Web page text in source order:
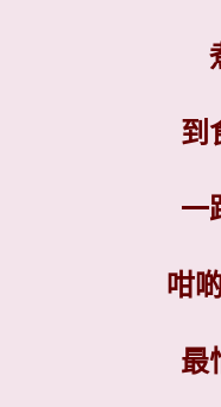
到
一
咁
最